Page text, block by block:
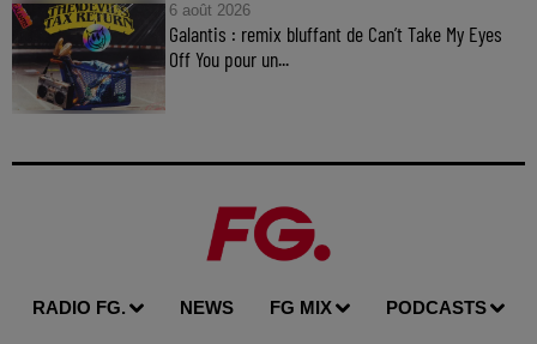
6 août 2026
Galantis : remix bluffant de Can’t Take My Eyes
Off You pour un...
RADIO FG. NEWS FG MIX PODCASTS